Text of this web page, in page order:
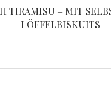
TIRAMISU – MIT
LÖFFELBISKUITS